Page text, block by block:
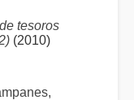
tesoros
(2010)